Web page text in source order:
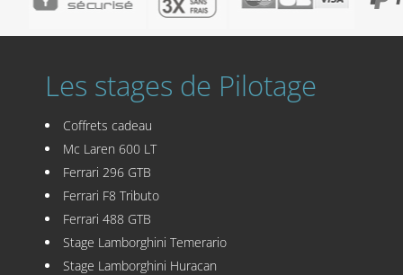
Les stages de Pilotage
Coffrets cadeau
Mc Laren 600 LT
Ferrari 296 GTB
Ferrari F8 Tributo
Ferrari 488 GTB
Stage Lamborghini Temerario
Stage Lamborghini Huracan